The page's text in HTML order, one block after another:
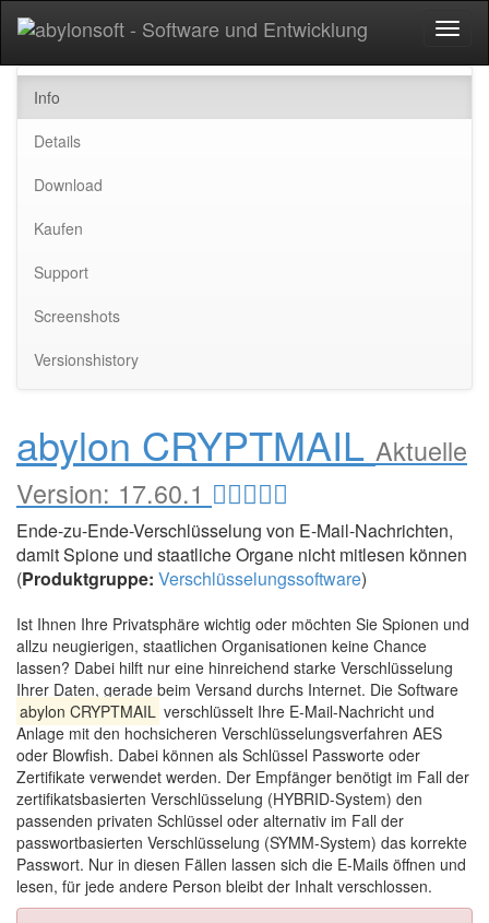
Info
Details
Download
Kaufen
Support
Screenshots
Versionshistory
abylon CRYPTMAIL Aktuelle
Version: 17.60.1
Ende-zu-Ende-Verschlüsselung von E-Mail-Nachrichten,
damit Spione und staatliche Organe nicht mitlesen können
(Produktgruppe: Verschlüsselungssoftware)
Ist Ihnen Ihre Privatsphäre wichtig oder möchten Sie Spionen und
allzu neugierigen, staatlichen Organisationen keine Chance
lassen? Dabei hilft nur eine hinreichend starke Verschlüsselung
Ihrer Daten, gerade beim Versand durchs Internet. Die Software
abylon CRYPTMAIL verschlüsselt Ihre E-Mail-Nachricht und
Anlage mit den hochsicheren Verschlüsselungsverfahren AES
oder Blowfish. Dabei können als Schlüssel Passworte oder
Zertifikate verwendet werden. Der Empfänger benötigt im Fall der
zertifikatsbasierten Verschlüsselung (HYBRID-System) den
passenden privaten Schlüssel oder alternativ im Fall der
passwortbasierten Verschlüsselung (SYMM-System) das korrekte
Passwort. Nur in diesen Fällen lassen sich die E-Mails öffnen und
lesen, für jede andere Person bleibt der Inhalt verschlossen.